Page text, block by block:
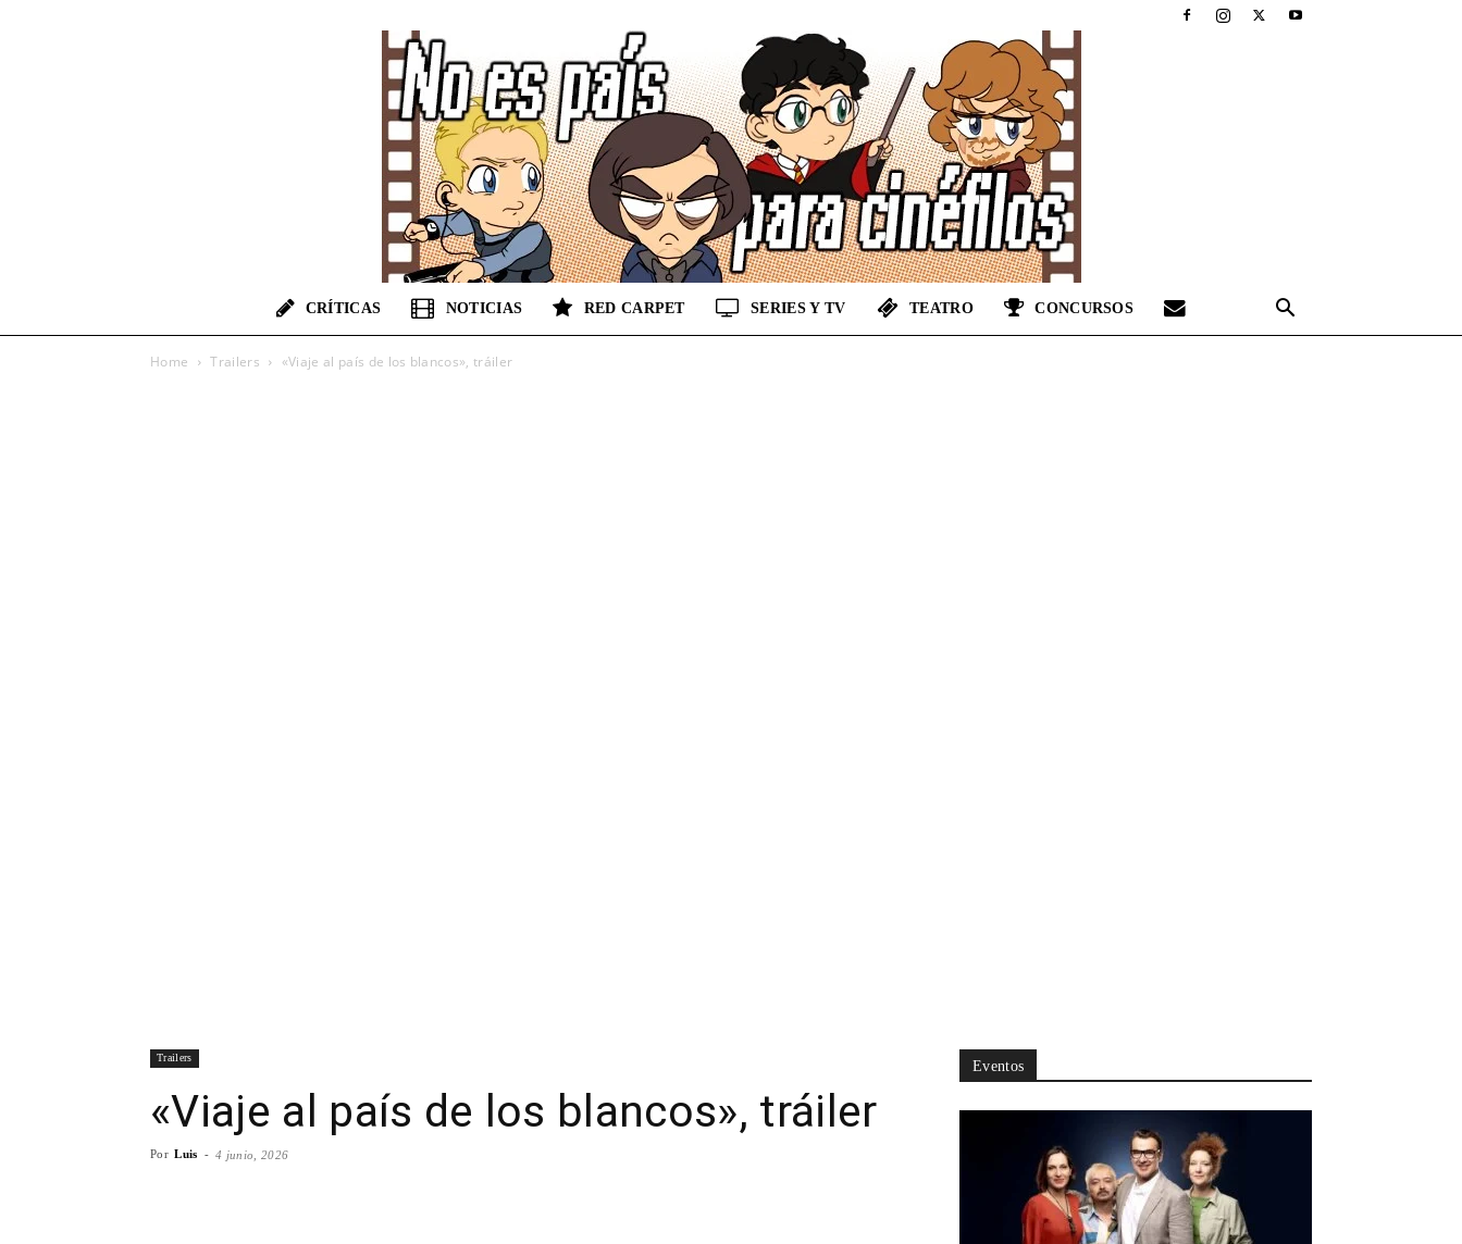
CRÍTICAS NOTICIAS RED CARPET SERIES Y TV TEATRO CONCURSOS
Home Trailers «Viaje al país de los blancos», tráiler
Trailers
«Viaje al país de los blancos», tráiler
Por Luis - 4 junio, 2026
Eventos